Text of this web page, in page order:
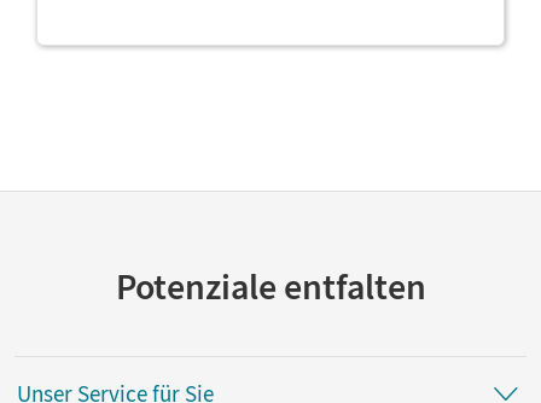
Potenziale entfalten
Unser Service für Sie